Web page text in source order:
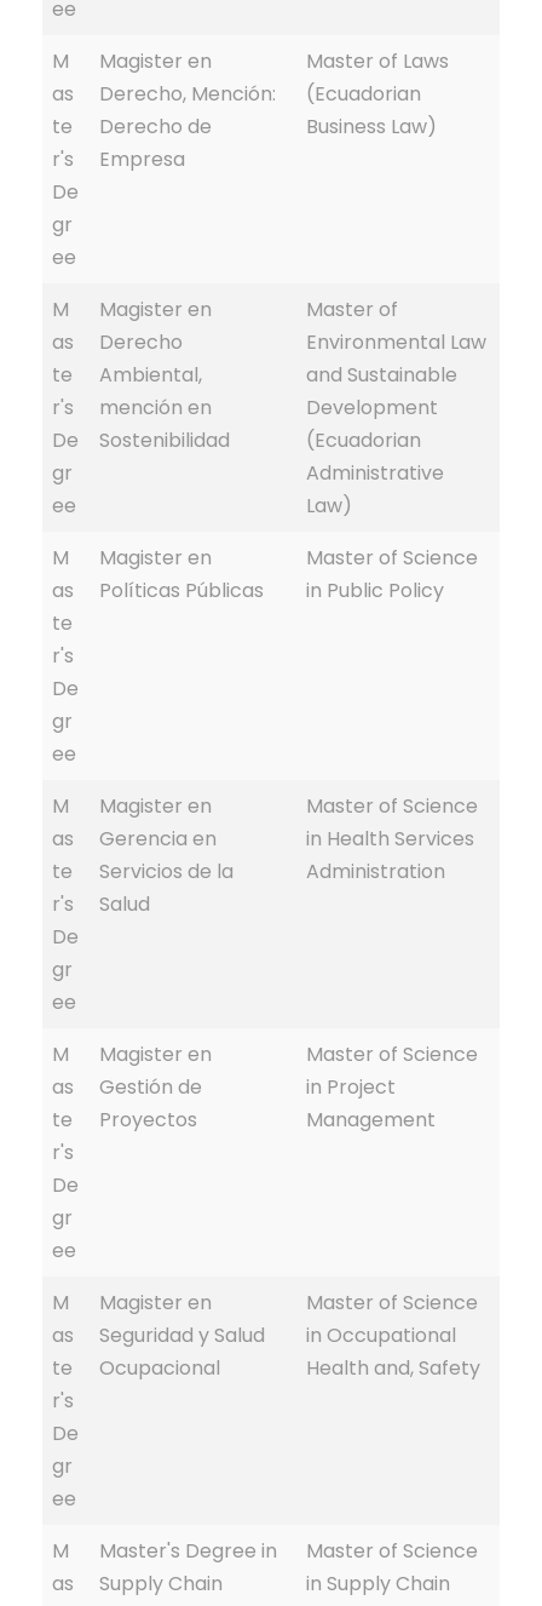
ee
M
as
te
r's
De
gr
ee
Magister en
Derecho, Mención:
Derecho de
Empresa
Master of Laws
(Ecuadorian
Business Law)
M
as
te
r's
De
gr
ee
Magister en
Derecho
Ambiental,
mención en
Sostenibilidad
Master of
Environmental Law
and Sustainable
Development
(Ecuadorian
Administrative
Law)
M
as
te
r's
De
gr
ee
Magister en
Políticas Públicas
Master of Science
in Public Policy
M
as
te
r's
De
gr
ee
Magister en
Gerencia en
Servicios de la
Salud
Master of Science
in Health Services
Administration
M
as
te
r's
De
gr
ee
Magister en
Gestión de
Proyectos
Master of Science
in Project
Management
M
as
te
r's
De
gr
ee
Magister en
Seguridad y Salud
Ocupacional
Master of Science
in Occupational
Health and, Safety
M
as
Master's Degree in
Supply Chain
Master of Science
in Supply Chain